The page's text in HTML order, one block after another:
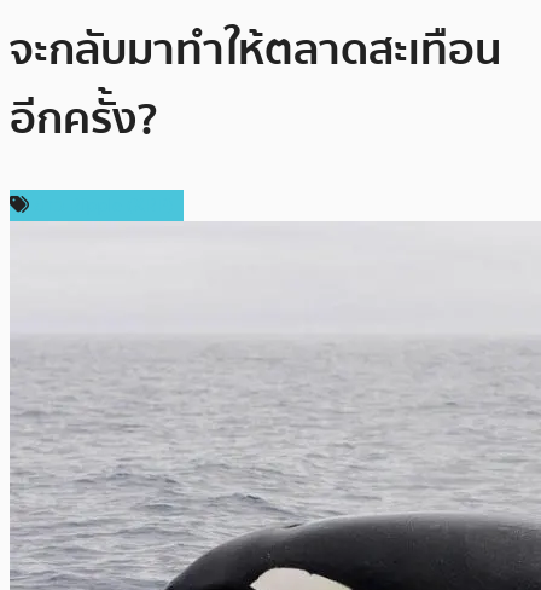
จะกลับมาทำให้ตลาดสะเทือน
อีกครั้ง?